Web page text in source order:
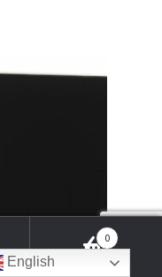
0
English